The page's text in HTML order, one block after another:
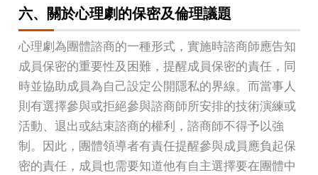
六、關於心理劇的保密及倫理議題
心理劇為團體諮商的一種形式，實施時諮商師應告知
成員保密的重要性及困難，提醒成員保密的責任，同
時並協助成員為自己設定公開隱私的界線。而當事人
則有選擇參與或拒絕參與諮商師所安排的技術演練或
活動、退出或結束諮商的權利，諮商師不得予以強
制。因此，團體領導者有責任提醒參與成員應負起保
密的責任，成員也需要知道他有自主選擇要在團體中